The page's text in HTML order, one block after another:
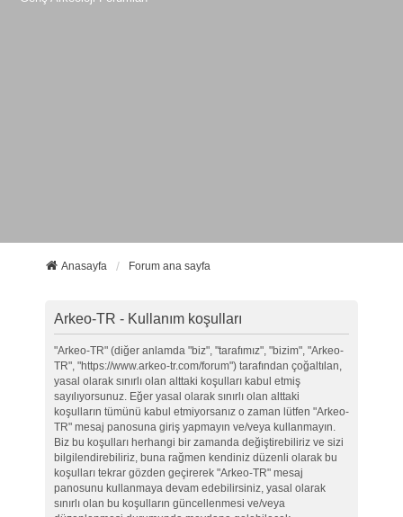
Anasayfa Forum ana sayfa
Arkeo-TR - Kullanım koşulları
"Arkeo-TR" (diğer anlamda "biz", "tarafımız", "bizim", "Arkeo-
TR", "https://www.arkeo-tr.com/forum") tarafından çoğaltılan,
yasal olarak sınırlı olan alttaki koşulları kabul etmiş
sayılıyorsunuz. Eğer yasal olarak sınırlı olan alttaki
koşulların tümünü kabul etmiyorsanız o zaman lütfen "Arkeo-
TR" mesaj panosuna giriş yapmayın ve/veya kullanmayın.
Biz bu koşulları herhangi bir zamanda değiştirebiliriz ve sizi
bilgilendirebiliriz, buna rağmen kendiniz düzenli olarak bu
koşulları tekrar gözden geçirerek "Arkeo-TR" mesaj
panosunu kullanmaya devam edebilirsiniz, yasal olarak
sınırlı olan bu koşulların güncellenmesi ve/veya